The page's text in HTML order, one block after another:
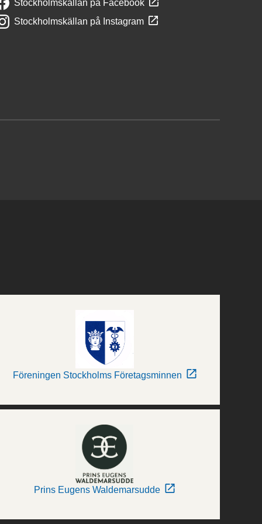
Stockholmskällan på Facebook
Stockholmskällan på Instagram
Föreningen Stockholms Företagsminnen
Prins Eugens Waldemarsudde